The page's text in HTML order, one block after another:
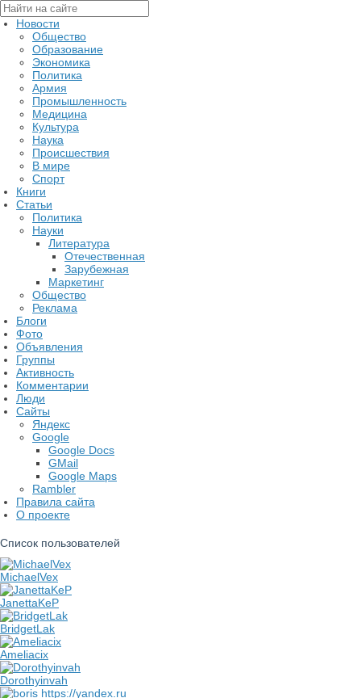
Новости
Общество
Образование
Экономика
Политика
Армия
Промышленность
Медицина
Культура
Наука
Происшествия
В мире
Спорт
Книги
Статьи
Политика
Науки
Литература
Отечественная
Зарубежная
Маркетинг
Общество
Реклама
Блоги
Фото
Объявления
Группы
Активность
Комментарии
Люди
Сайты
Яндекс
Google
Google Docs
GMail
Google Maps
Rambler
Правила сайта
О проекте
Список пользователей
MichaelVex
JanettaKeP
BridgetLak
Ameliacix
Dorothyinvah